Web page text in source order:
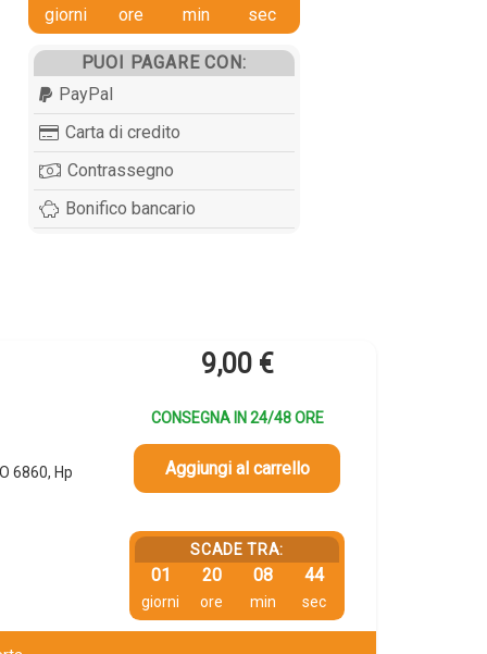
giorni
ore
min
sec
PUOI PAGARE CON:
PayPal
Carta di credito
Contrassegno
Bonifico bancario
6860, Hp
9,00 €
CONSEGNA IN 24/48 ORE
Aggiungi al carrello
SCADE TRA:
01
giorni
20
ore
08
min
43
sec